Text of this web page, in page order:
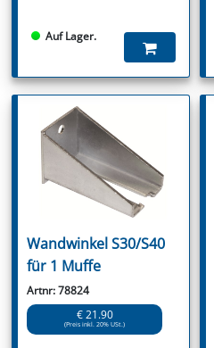
Auf Lager.
Wandwinkel S30/S40
für 1 Muffe
Artnr: 78824
€ 21.90
(Preis inkl. 20% USt.)